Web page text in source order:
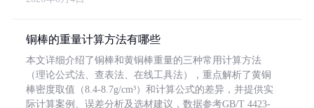
铜棒的重量计算方法有哪些
本文详细介绍了铜棒和黄铜棒重量的三种常用计算方法
（理论公式法、查表法、在线工具法），重点解析了黄铜
棒密度取值（8.4-8.7g/cm³）和计算公式的差异，并提供实
际计算案例、误差分析及选材建议，数据参考GB/T 4423-